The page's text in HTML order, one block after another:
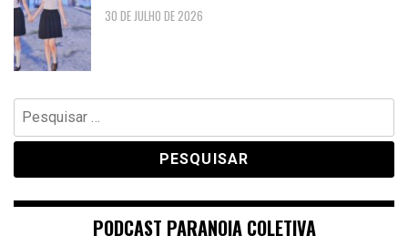
30 DE JULHO DE 2026
Pesquisar
por:
PODCAST PARANOIA COLETIVA